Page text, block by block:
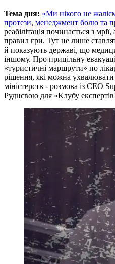
Тема дня: «Ми нікого не
протези, менеджмент болю та
реабілітація починається з
правил гри. Тут не лише
й показують державі, що
іншому. Про прицільну
«туристичні маршрути» по
рішення, які можна ухвалювати
міністерств - розмова із СЕО
Руднєвою для «Клубу експертів